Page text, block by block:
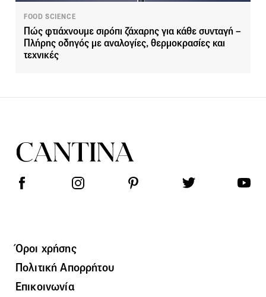
FOOD SCIENCE
Πώς φτιάχνουμε σιρόπι ζάχαρης για κάθε συνταγή –
Πλήρης οδηγός με αναλογίες, θερμοκρασίες και
τεχνικές
Όροι χρήσης
Πολιτική Απορρήτου
Επικοινωνία